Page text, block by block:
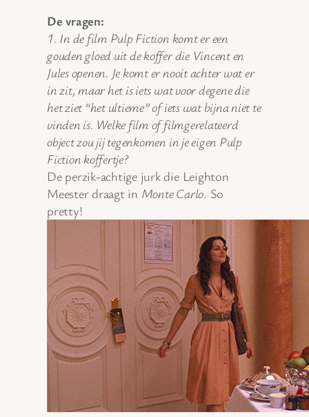
De vragen:
1. In de film Pulp Fiction komt er een
gouden gloed uit de koffer die Vincent en
Jules openen. Je komt er nooit achter wat er
in zit, maar het is iets wat voor degene die
het ziet “het ultieme” of iets wat bijna niet te
vinden is. Welke film of filmgerelateerd
object zou jij tegenkomen in je eigen Pulp
Fiction koffertje?
De perzik-achtige jurk die Leighton
Meester draagt in Monte Carlo. So
pretty!